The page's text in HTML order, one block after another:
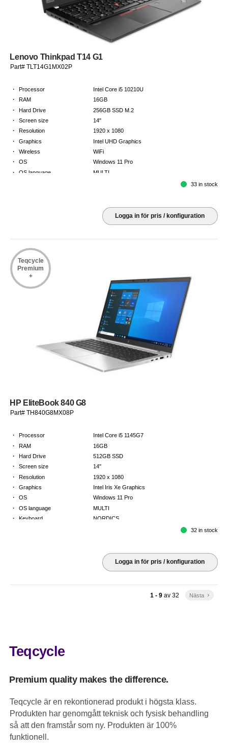
Lenovo Thinkpad T14 G1
Part# TLT14G1MX02P
· Processor Intel Core i5 10210U
· RAM 16GB
· Hard Drive 256GB SSD M.2
· Screen size 14"
· Resolution 1920 x 1080
· Graphics Intel UHD Graphics
· Wireless WiFi
· OS Windows 11 Pro
· OS language MULTI
33 in stock
Logga in för pris / konfiguration
Teqcycle
Premium
+
HP EliteBook 840 G8
Part# TH840G8MX08P
· Processor Intel Core i5 1145G7
· RAM 16GB
· Hard Drive 512GB SSD
· Screen size 14"
· Resolution 1920 x 1080
· Graphics Intel Iris Xe Graphics
· OS Windows 11 Pro
· OS language MULTI
· Keyboard NORDICS
32 in stock
Logga in för pris / konfiguration
1 - 9av 32 Nästa keyboard_arrow_right
Teqcycle
Premium quality makes the difference.
Teqcycle är en rekontionerad produkt i högsta klass.
Produkten har genomgått teknisk och fysisk behandling
så att den framstår som ny. Produkten är 100%
funktionell.